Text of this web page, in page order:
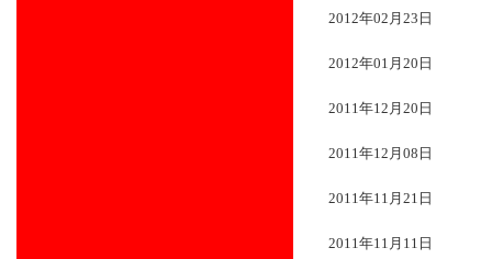
2012年02月23日
2012年01月20日
2011年12月20日
2011年12月08日
2011年11月21日
2011年11月11日